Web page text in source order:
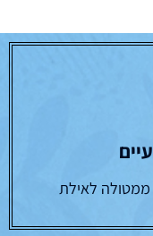
ממטולה לאילת